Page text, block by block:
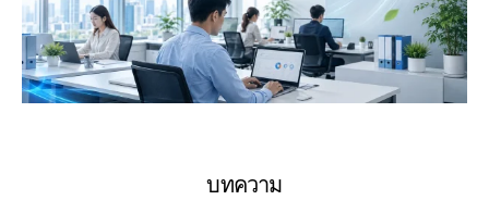
บทความ